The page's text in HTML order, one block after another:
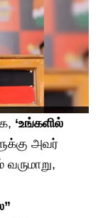
‘உங்களில்
அவர்
வருமாறு,